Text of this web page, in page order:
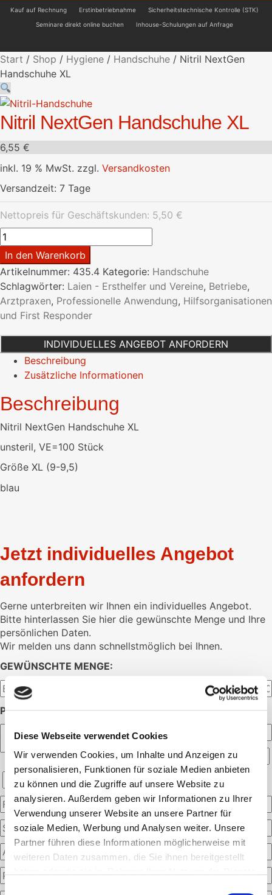
Diese Webseite verwendet Cookies
Wir verwenden Cookies, um Inhalte und Anzeigen zu
personalisieren, Funktionen für soziale Medien anbieten
zu können und die Zugriffe auf unsere Website zu
analysieren. Außerdem geben wir Informationen zu Ihrer
Verwendung unserer Website an unsere Partner für
soziale Medien, Werbung und Analysen weiter. Unsere
Partner führen diese Informationen möglicherweise mit
weiteren Daten zusammen, die Sie ihnen bereitgestellt
Einwilligungsauswahl
Kauf auf Rechnung Erstinbetriebnahme
Sicherheitstechnische Kontrolle (STK)
Seminare direkt online buchen
Inhouse-Schulungen auf Anfrage
Start / Shop / Hygiene / Handschuhe / Nitril NextGen
Handschuhe XL
Nitril NextGen Handschuhe XL
6,55 €
inkl. 19 % MwSt. zzgl. Versandkosten
Versandzeit: 7 Tage
Nettopreis für Geschäftskunden: 5,50 €
Nitril
NextGen
Handschuhe
XL
Menge
In den Warenkorb
Artikelnummer: 435.4 Kategorie: Handschuhe
Schlagwörter: Laien - Ersthelfer und Vereine, Betriebe,
Arztpraxen, Professionelle Anwendung, Hilfsorganisationen
und First Responder
INDIVIDUELLES ANGEBOT ANFORDERN
Beschreibung
Zusätzliche Informationen
Beschreibung
Nitril NextGen Handschuhe XL
unsteril, VE=100 Stück
Größe XL (9-9,5)
blau
Jetzt individuelles Angebot
anfordern
Gerne unterbreiten wir Ihnen ein individuelles Angebot.
Bitte hinterlassen Sie hier die gewünschte Menge und Ihre
persönlichen Daten.
Wir melden uns dann schnellstmöglich bei Ihnen.
GEWÜNSCHTE MENGE:
PERSÖNLICHE ANGABEN: